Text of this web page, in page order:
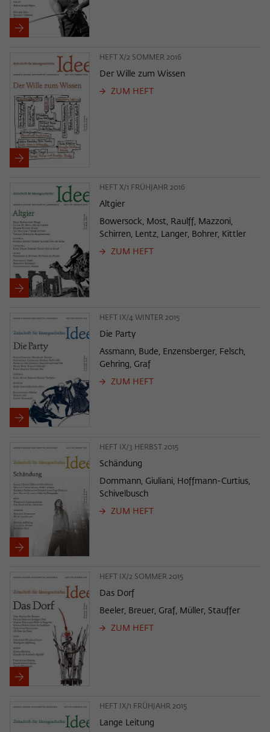
HEFT X/2 SOMMER 2016
Der Wille zum Wissen
ZUM HEFT
HEFT X/1 FRÜHJAHR 2016
Altgier
Bowersock, Most, Raulff, Mazzoni,
Schirren, Lentz, Langer, Bohrer, Kittler
ZUM HEFT
HEFT IX/4 WINTER 2015
Die Party
Assmann, Bude, Enzensberger, Felsch,
Gehring, Graf
ZUM HEFT
HEFT IX/3 HERBST 2015
Schändung
Dommann, Giuliani, Hoffmann-Curtius,
Schivelbusch
ZUM HEFT
HEFT IX/2 SOMMER 2015
Das Dorf
Beeler, Breuer, Graf, Müller, Stauffer
ZUM HEFT
HEFT IX/1 FRÜHJAHR 2015
Lange Leitung